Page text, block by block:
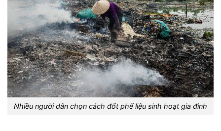
Nhiều người dân chọn cách đốt phế liệu sinh hoạt gia đình